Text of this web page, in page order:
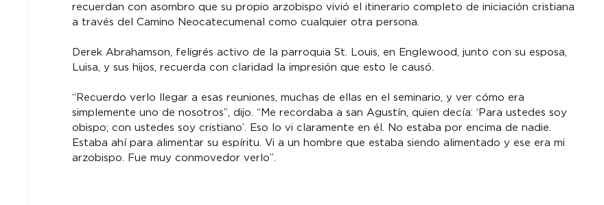
recuerdan con asombro que su propio arzobispo vivió el itinerario completo de iniciación cristiana
a través del Camino Neocatecumenal como cualquier otra persona.
Derek Abrahamson, feligrés activo de la parroquia St. Louis, en Englewood, junto con su esposa,
Luisa, y sus hijos, recuerda con claridad la impresión que esto le causó.
“Recuerdo verlo llegar a esas reuniones, muchas de ellas en el seminario, y ver cómo era
simplemente uno de nosotros”, dijo. “Me recordaba a san Agustín, quien decía: ‘Para ustedes soy
obispo; con ustedes soy cristiano’. Eso lo vi claramente en él. No estaba por encima de nadie.
Estaba ahí para alimentar su espíritu. Vi a un hombre que estaba siendo alimentado y ese era mi
arzobispo. Fue muy conmovedor verlo”.